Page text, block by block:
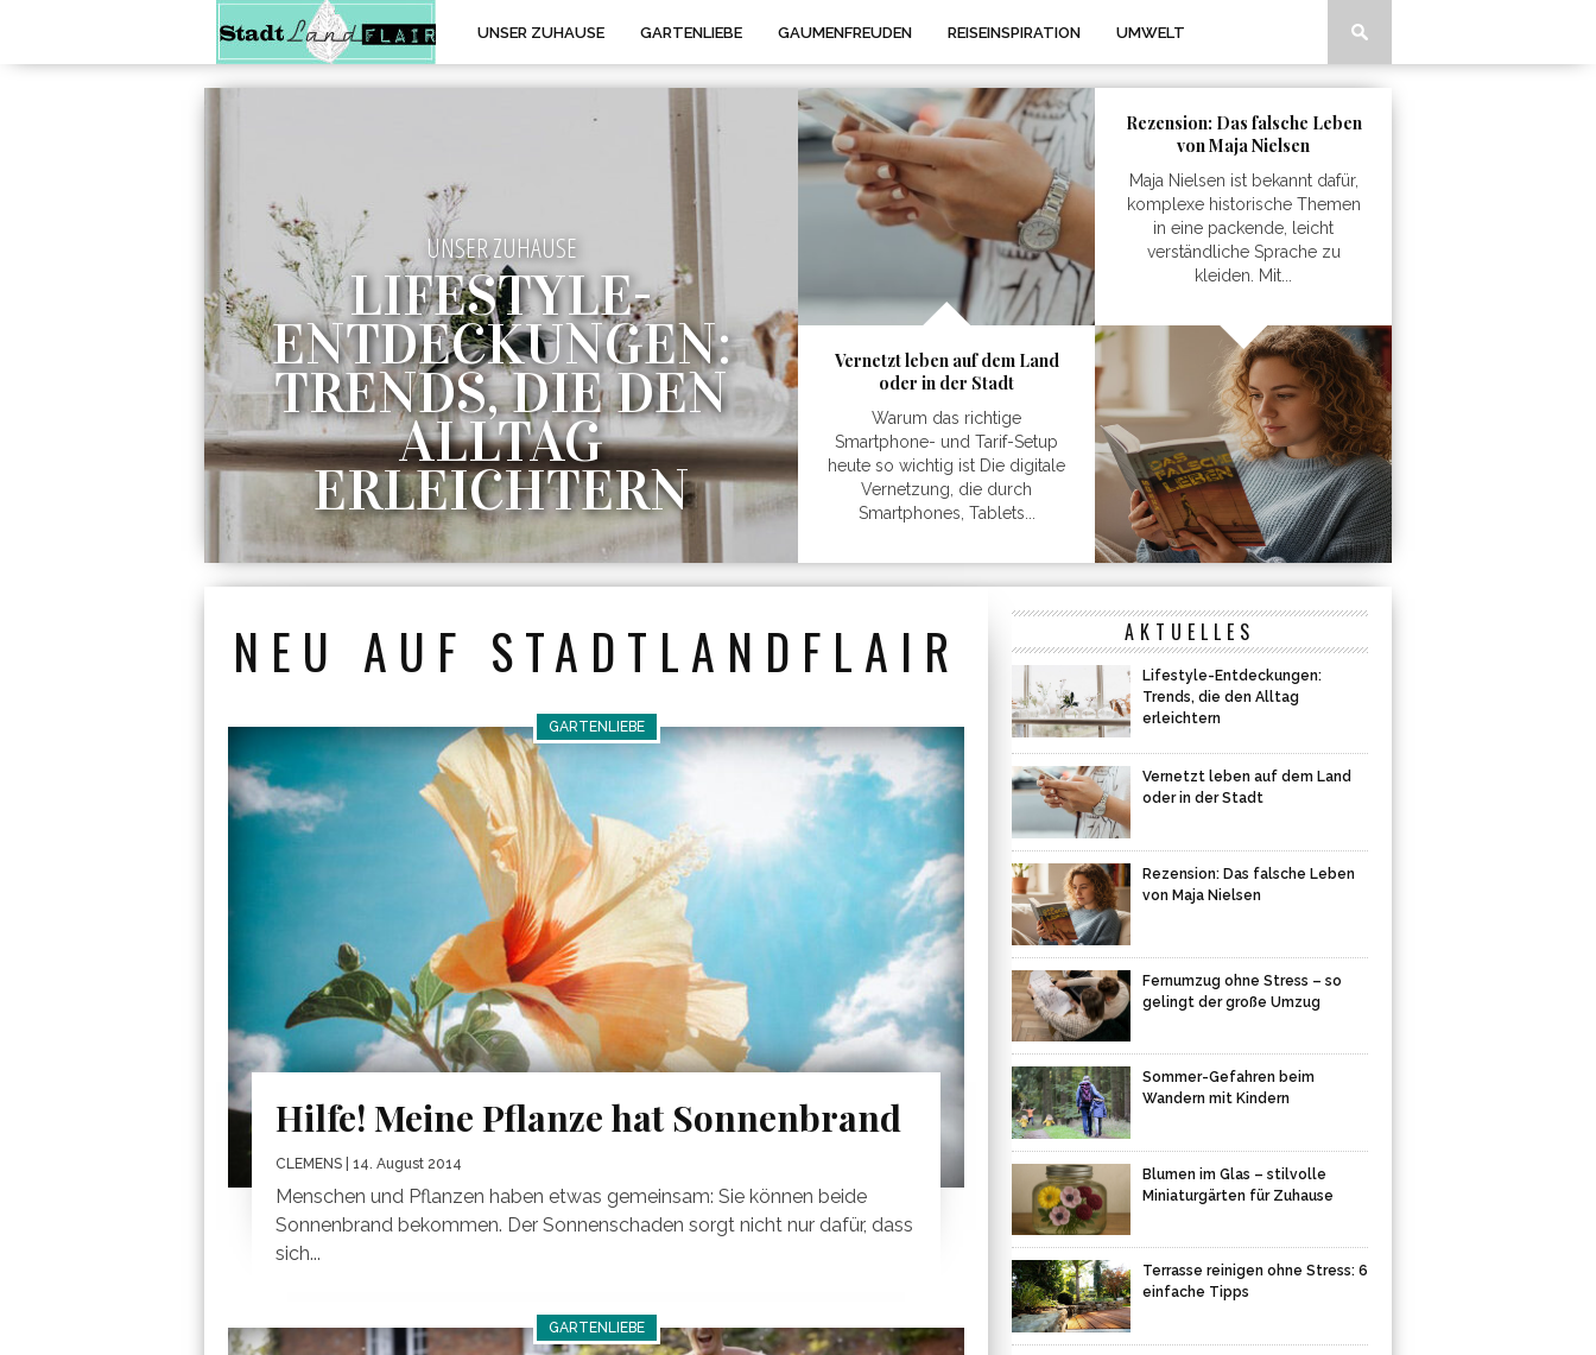
UNSER ZUHAUSE GARTENLIEBE GAUMENFREUDEN REISEINSPIRATION UMWELT
UNSER ZUHAUSE
LIFESTYLE-
ENTDECKUNGEN:
TRENDS, DIE DEN
ALLTAG
ERLEICHTERN
Vernetzt leben auf dem Land
oder in der Stadt
Warum das richtige
Smartphone- und Tarif-Setup
heute so wichtig ist Die digitale
Vernetzung, die durch
Smartphones, Tablets...
Rezension: Das falsche Leben
von Maja Nielsen
Maja Nielsen ist bekannt dafür,
komplexe historische Themen
in eine packende, leicht
verständliche Sprache zu
kleiden. Mit...
NEU AUF STADTLANDFLAIR
GARTENLIEBE
Hilfe! Meine Pflanze hat Sonnenbrand
CLEMENS | 14. August 2014
Menschen und Pflanzen haben etwas gemeinsam: Sie können beide
Sonnenbrand bekommen. Der Sonnenschaden sorgt nicht nur dafür, dass
sich...
GARTENLIEBE
AKTUELLES
Lifestyle-Entdeckungen:
Trends, die den Alltag
erleichtern
Vernetzt leben auf dem Land
oder in der Stadt
Rezension: Das falsche Leben
von Maja Nielsen
Fernumzug ohne Stress – so
gelingt der große Umzug
Sommer-Gefahren beim
Wandern mit Kindern
Blumen im Glas – stilvolle
Miniaturgärten für Zuhause
Terrasse reinigen ohne Stress: 6
einfache Tipps